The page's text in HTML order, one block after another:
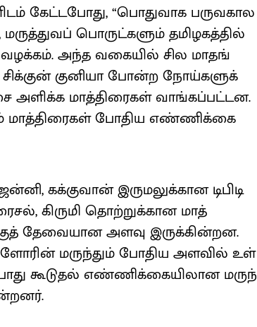
கேட்​ட​போது, “பொது​வாக பரு​வ​கால
பொருட்​களும் தமிழகத்​தில்
அந்த வகை​யில் சில மாதங்​
சிக்​குன் குனியா போன்ற நோய்​களுக்​
அளிக்க மாத்​திரைகள் வாங்​கப்​பட்​டன.
மாத்​திரைகள் போதிய எண்​ணிக்​கை​
இரு​மலுக்​கான டிபிடி
கிருமி தொற்​றுக்​கான மாத்​
தேவை​யான அளவு இருக்​கின்​றன.
மருந்​தும் போதிய அளவில் உள்​
கூடு​தல் எண்​ணிக்​கையி​லான மருந்​